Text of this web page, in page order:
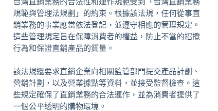
規範與管理法規劃」的約束。根據該法規，任何從事直
銷業務的事業應當依法登記，並遵守相應的管理規定。
這些管理規定旨在保障消費者的權益，防止不當的招攬
行為和保證直銷產品的質量。
該法規還要求直銷企業向相關監管部門提交產品計劃、
營銷計劃，以及營業據點等資料，並接受監督檢查。這
些規定確保了直銷業務的合法運作，並為消費者提供了
一個公平透明的購物環境。